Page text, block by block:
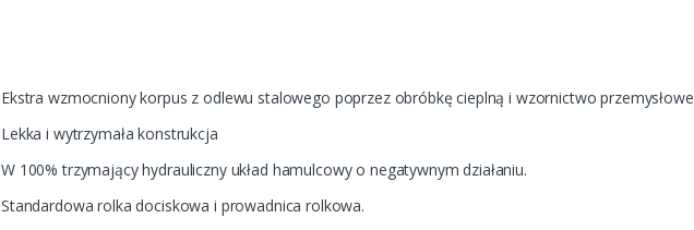
Ekstra wzmocniony korpus z odlewu stalowego poprzez obróbkę cieplną i wzornictwo przemysłowe
Lekka i wytrzymała konstrukcja
W 100% trzymający hydrauliczny układ hamulcowy o negatywnym działaniu.
Standardowa rolka dociskowa i prowadnica rolkowa.